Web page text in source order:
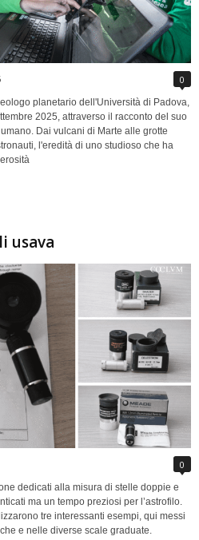
0
planetario dell'Università di Padova,
2025, attraverso il racconto del suo
Dai vulcani di Marte alle grotte
l'eredità di uno studioso che ha
usava
0
dedicati alla misura di stelle doppie e
ma un tempo preziosi per l’astrofilo.
tre interessanti esempi, qui messi
e nelle diverse scale graduate.